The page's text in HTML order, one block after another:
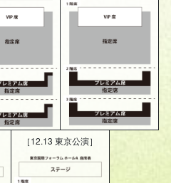
［12.13 東京公演］